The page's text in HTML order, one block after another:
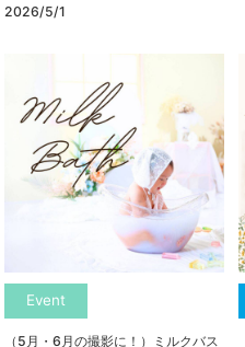
2026/5/1
Event
（5月・6月の撮影に！）ミルクバス